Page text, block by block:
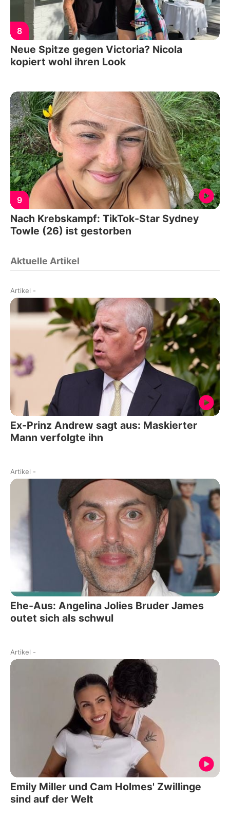
8
Neue Spitze gegen Victoria? Nicola
kopiert wohl ihren Look
9
Nach Krebskampf: TikTok-Star Sydney
Towle (26) ist gestorben
Aktuelle Artikel
Artikel -
Ex-Prinz Andrew sagt aus: Maskierter
Mann verfolgte ihn
Artikel -
Ehe-Aus: Angelina Jolies Bruder James
outet sich als schwul
Artikel -
Emily Miller und Cam Holmes' Zwillinge
sind auf der Welt